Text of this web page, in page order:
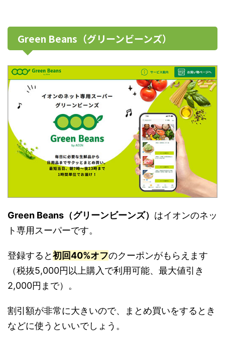
Green Beans（グリーンビーンズ）
Green Beans（グリーンビーンズ） はイオンのネッ
ト専用スーパーです。
登録すると初回40%オフのクーポンがもらえます
（税抜5,000円以上購入で利用可能、最大値引き
2,000円まで）。
割引額が非常に大きいので、まとめ買いをするとき
などに使うといいでしょう。